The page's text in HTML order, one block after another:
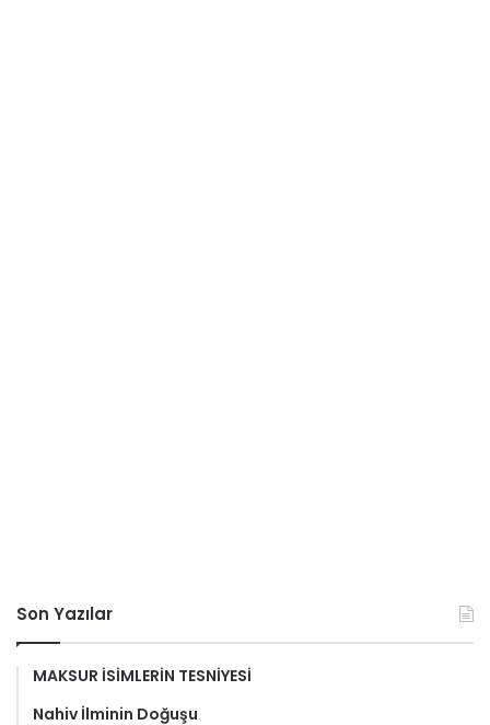
Son Yazılar
MAKSUR İSİMLERİN TESNİYESİ
Nahiv İlminin Doğuşu